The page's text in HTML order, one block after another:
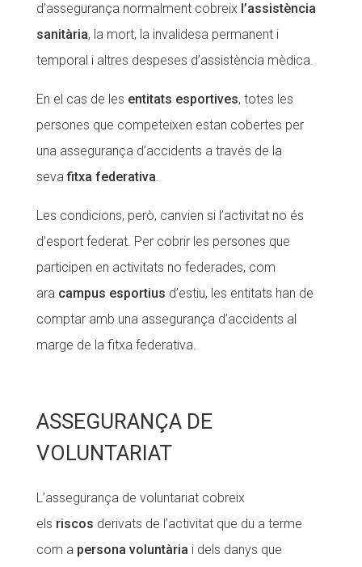
d’assegurança normalment cobreix l’assistència
sanitària, la mort, la invalidesa permanent i
temporal i altres despeses d’assistència mèdica.
En el cas de les entitats esportives, totes les
persones que competeixen estan cobertes per
una assegurança d’accidents a través de la
sevafitxa federativa.
Les condicions, però, canvien si l’activitat no és
d’esport federat. Per cobrir les persones que
participen en activitats no federades, com
ara campus esportius d’estiu, les entitats han de
comptar amb una assegurança d’accidents al
marge de la fitxa federativa.
ASSEGURANÇA DE
VOLUNTARIAT
L’assegurança de voluntariat cobreix
els riscos derivats de l’activitat que du a terme
com a persona voluntària i dels danys que